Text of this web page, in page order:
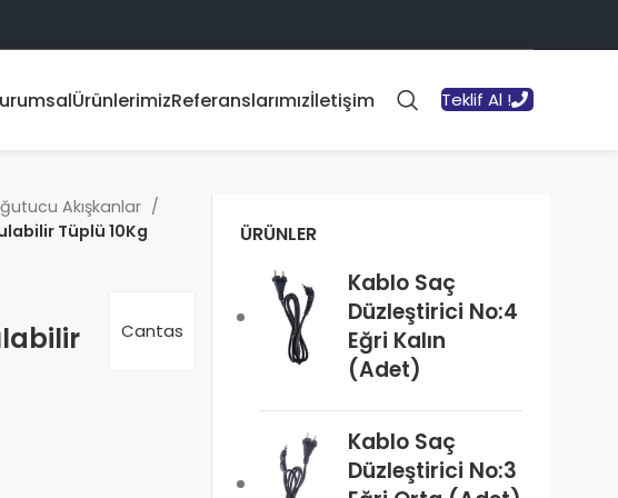
ÜrünlerimizReferanslarımızİletişim Teklif Al !
Akışkanlar
Tüplü 10Kg
Cantas
ÜRÜNLER
Kablo Saç
Düzleştirici No:4
Eğri Kalın
(Adet)
Kablo Saç
Düzleştirici No:3